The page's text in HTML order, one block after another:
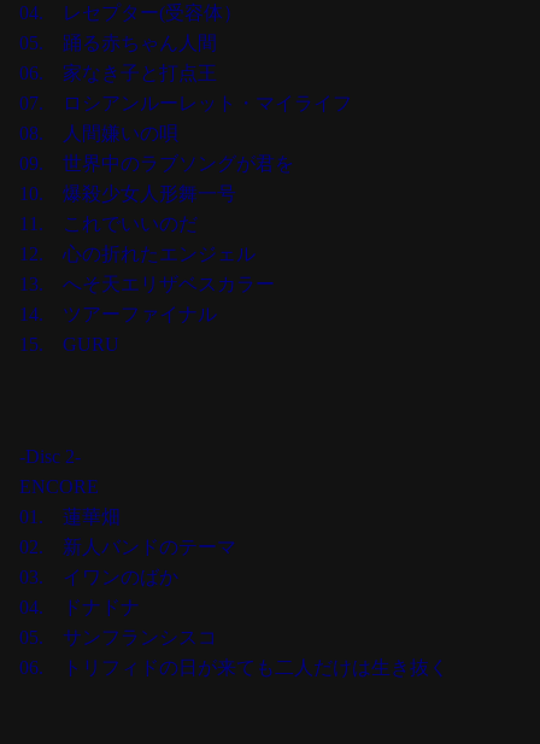
04. レセプター(受容体）
05. 踊る赤ちゃん人間
06. 家なき子と打点王
07. ロシアンルーレット・マイライフ
08. 人間嫌いの唄
09. 世界中のラブソングが君を
10. 爆殺少女人形舞一号
11. これでいいのだ
12. 心の折れたエンジェル
13. へそ天エリザベスカラー
14. ツアーファイナル
15. GURU
-Disc 2-
ENCORE
01. 蓮華畑
02. 新人バンドのテーマ
03. イワンのばか
04. ドナドナ
05. サンフランシスコ
06. トリフィドの日が来ても二人だけは生き抜く